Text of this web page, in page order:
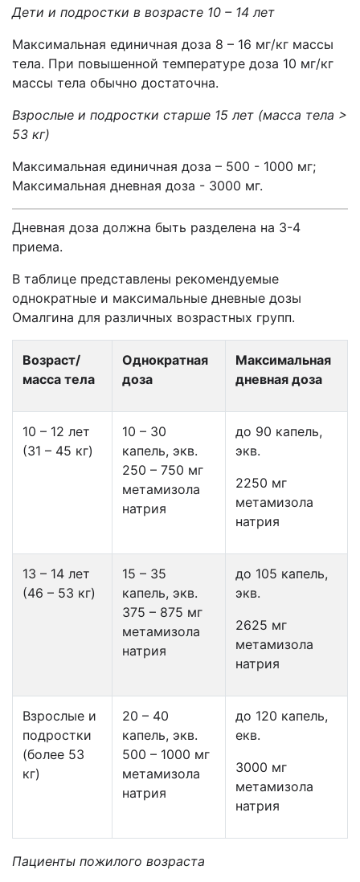
Дети и подростки в возрасте 10 – 14 лет
Максимальная единичная доза 8 – 16 мг/кг массы
тела. При повышенной температуре доза 10 мг/кг
массы тела обычно достаточна.
Взрослые и подростки старше 15 лет (масса тела >
53 кг)
Максимальная единичная доза – 500 - 1000 мг;
Максимальная дневная доза - 3000 мг.
Дневная доза должна быть разделена на 3-4
приема.
В таблице представлены рекомендуемые
однократные и максимальные дневные дозы
Омалгина для различных возрастных групп.
Возраст/
масса тела
Однократная
доза
Максимальная
дневная доза
10 – 12 лет
(31 – 45 кг)
10 – 30
капель, экв.
250 – 750 мг
метамизола
натрия
до 90 капель,
экв.
2250 мг
метамизола
натрия
13 – 14 лет
(46 – 53 кг)
15 – 35
капель, экв.
375 – 875 мг
метамизола
натрия
до 105 капель,
экв.
2625 мг
метамизола
натрия
Взрослые и
подростки
(более 53
кг)
20 – 40
капель, экв.
500 – 1000 мг
метамизола
натрия
до 120 капель,
екв.
3000 мг
метамизола
натрия
Пациенты пожилого возраста